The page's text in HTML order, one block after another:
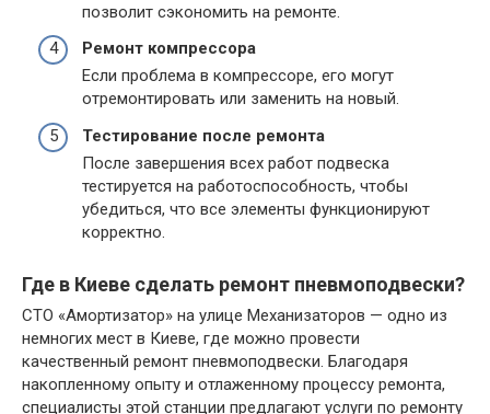
позволит сэкономить на ремонте.
Ремонт компрессора
Если проблема в компрессоре, его могут
отремонтировать или заменить на новый.
Тестирование после ремонта
После завершения всех работ подвеска
тестируется на работоспособность, чтобы
убедиться, что все элементы функционируют
корректно.
Где в Киеве сделать ремонт пневмоподвески?
СТО «Амортизатор» на улице Механизаторов — одно из
немногих мест в Киеве, где можно провести
качественный ремонт пневмоподвески. Благодаря
накопленному опыту и отлаженному процессу ремонта,
специалисты этой станции предлагают услуги по ремонту